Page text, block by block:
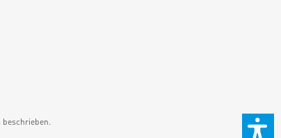
beschrieben.